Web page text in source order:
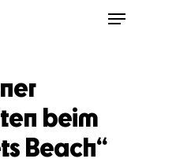
beim
Beach“